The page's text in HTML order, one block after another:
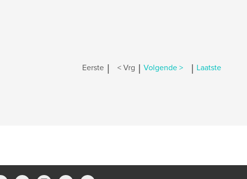
Eerste | < Vrg | Volgende > | Laatste